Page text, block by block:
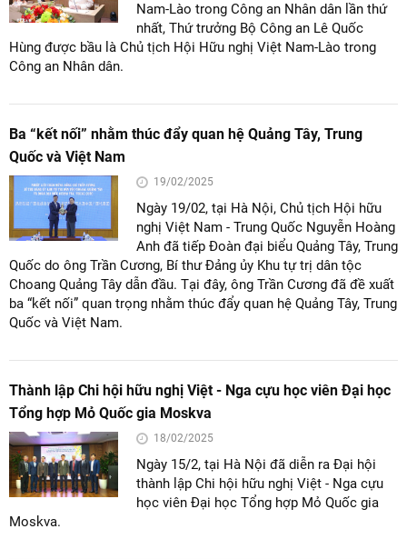
Nam-Lào trong Công an Nhân dân lần thứ
nhất, Thứ trưởng Bộ Công an Lê Quốc
Hùng được bầu là Chủ tịch Hội Hữu nghị Việt Nam-Lào trong
Công an Nhân dân.
Ba “kết nối” nhằm thúc đẩy quan hệ Quảng Tây, Trung
Quốc và Việt Nam
19/02/2025
Ngày 19/02, tại Hà Nội, Chủ tịch Hội hữu
nghị Việt Nam - Trung Quốc Nguyễn Hoàng
Anh đã tiếp Đoàn đại biểu Quảng Tây, Trung
Quốc do ông Trần Cương, Bí thư Đảng ủy Khu tự trị dân tộc
Choang Quảng Tây dẫn đầu. Tại đây, ông Trần Cương đã đề xuất
ba “kết nối” quan trọng nhằm thúc đẩy quan hệ Quảng Tây, Trung
Quốc và Việt Nam.
Thành lập Chi hội hữu nghị Việt - Nga cựu học viên Đại học
Tổng hợp Mỏ Quốc gia Moskva
18/02/2025
Ngày 15/2, tại Hà Nội đã diễn ra Đại hội
thành lập Chi hội hữu nghị Việt - Nga cựu
học viên Đại học Tổng hợp Mỏ Quốc gia
Moskva.